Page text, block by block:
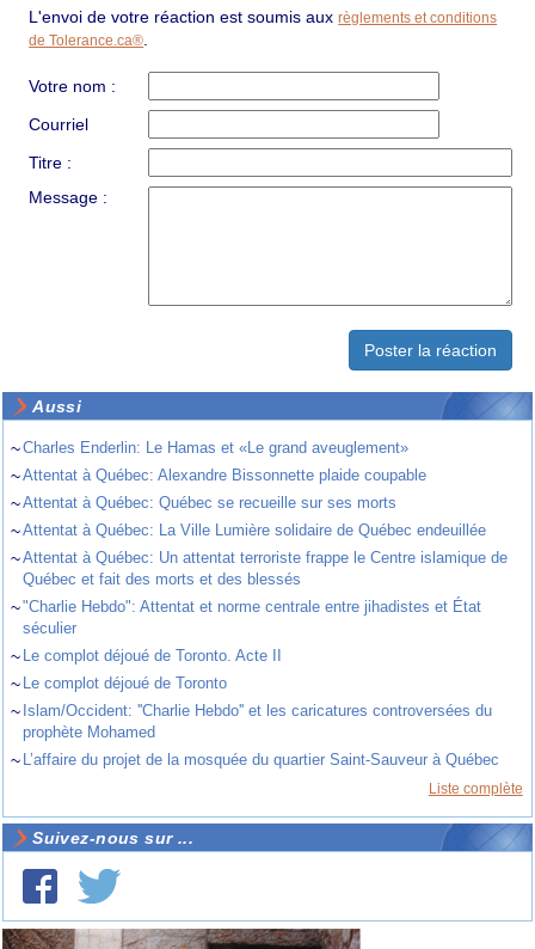
L'envoi de votre réaction est soumis auxrèglements et conditions
de Tolerance.ca®
Votre nom :
Courriel
Titre :
Message :
Aussi
~Charles Enderlin: Le Hamas et «Le grand aveuglement»
~Attentat à Québec: Alexandre Bissonnette plaide coupable
~Attentat à Québec: Québec se recueille sur ses morts
~Attentat à Québec: La Ville Lumière solidaire de Québec endeuillée
~Attentat à Québec: Un attentat terroriste frappe le Centre islamique de
Québec et fait des morts et des blessés
~"Charlie Hebdo": Attentat et norme centrale entre jihadistes et État
séculier
~ Le complot déjoué de Toronto. Acte II
~ Le complot déjoué de Toronto
~ Islam/Occident: ''Charlie Hebdo'' et les caricatures controversées du
prophète Mohamed
~ L’affaire du projet de la mosquée du quartier Saint-Sauveur à Québec
Liste complète
Suivez-nous sur ...